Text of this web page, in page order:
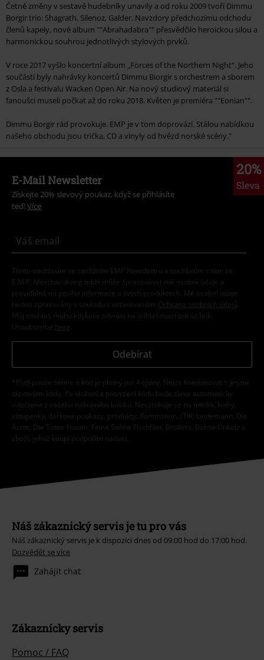
Četné změny v sestavě hudebníky unavily a od roku 2009 tvoří Dimmu
Borgir trio: Shagrath, Silenoz, Galder. Navzdory předchozímu odchodu
členů kapely, nové album ""Abrahadabra"" přesvědčilo heroickou silou a
harmonickou souhrou jednotlivých stylových prvků.
V roce 2017 vyšlo koncertní album „Forces of the Northern Night“. Jeho
součástí byly nahrávky koncertů Dimmu Biorgir s orchestrem a sborem
z Osla a festivalu Wacken Open Air. Na nový studiový materiál si
fanoušci museli počkat až do roku 2018. Květen je premiéra ""Eonian"".
Dimmu Borgir rád provokuje. EMP je v tom doprovází. Stálou nabídkou
našeho obchodu jsou trička, CD a vinyly od hvězd norské scény."
20%
Sleva
E-Mail Newsletter
Získejte 20% slevový poukaz, když se přihlásíte
teď! Více
Tímto souhlasím se zasíláním EMP Newslettru a souhlasím s tím, že
E.M.P. Merchandising mbH může zpracovávat mé osobní údaje a
pravidelně mi posílat informace o svých produktech. Mé osobní údaje
budou zpracovány v souladu s ustanoveními
Ochrana osobních údajů
Můj souhlas mohu kdykoliv odvolat na odhlašovací odkaz/link.
Unsubscribe here
Odebírat
*Platí pouze online a kód je platný jen 4 týdny. Nelze kombinovat s jinými
slevovými kódy. Po vložení a potvrzení kódu bude sleva automaticky
odečtena z vašeho nákupního košíku. Nevztahuje se na média, knihy,
vstupenky, dárkové poukazy, produkty: Rammstein, (Till) Lindemann, Die
Ärzte, Die Toten Hosen, Feine Sahne Fischfilet, Broilers, Böhse Onkelz a
zboží, jehož koupí podpoříte nadaci.
Náš zákaznický servis je tu pro vás
Náš zákaznický servis je k dispozici dnes od 09:00 hod do 17:00 hod.
Dozvědět se více
Zahájit chat
Zákaznícky servis
Pomoc / FAQ